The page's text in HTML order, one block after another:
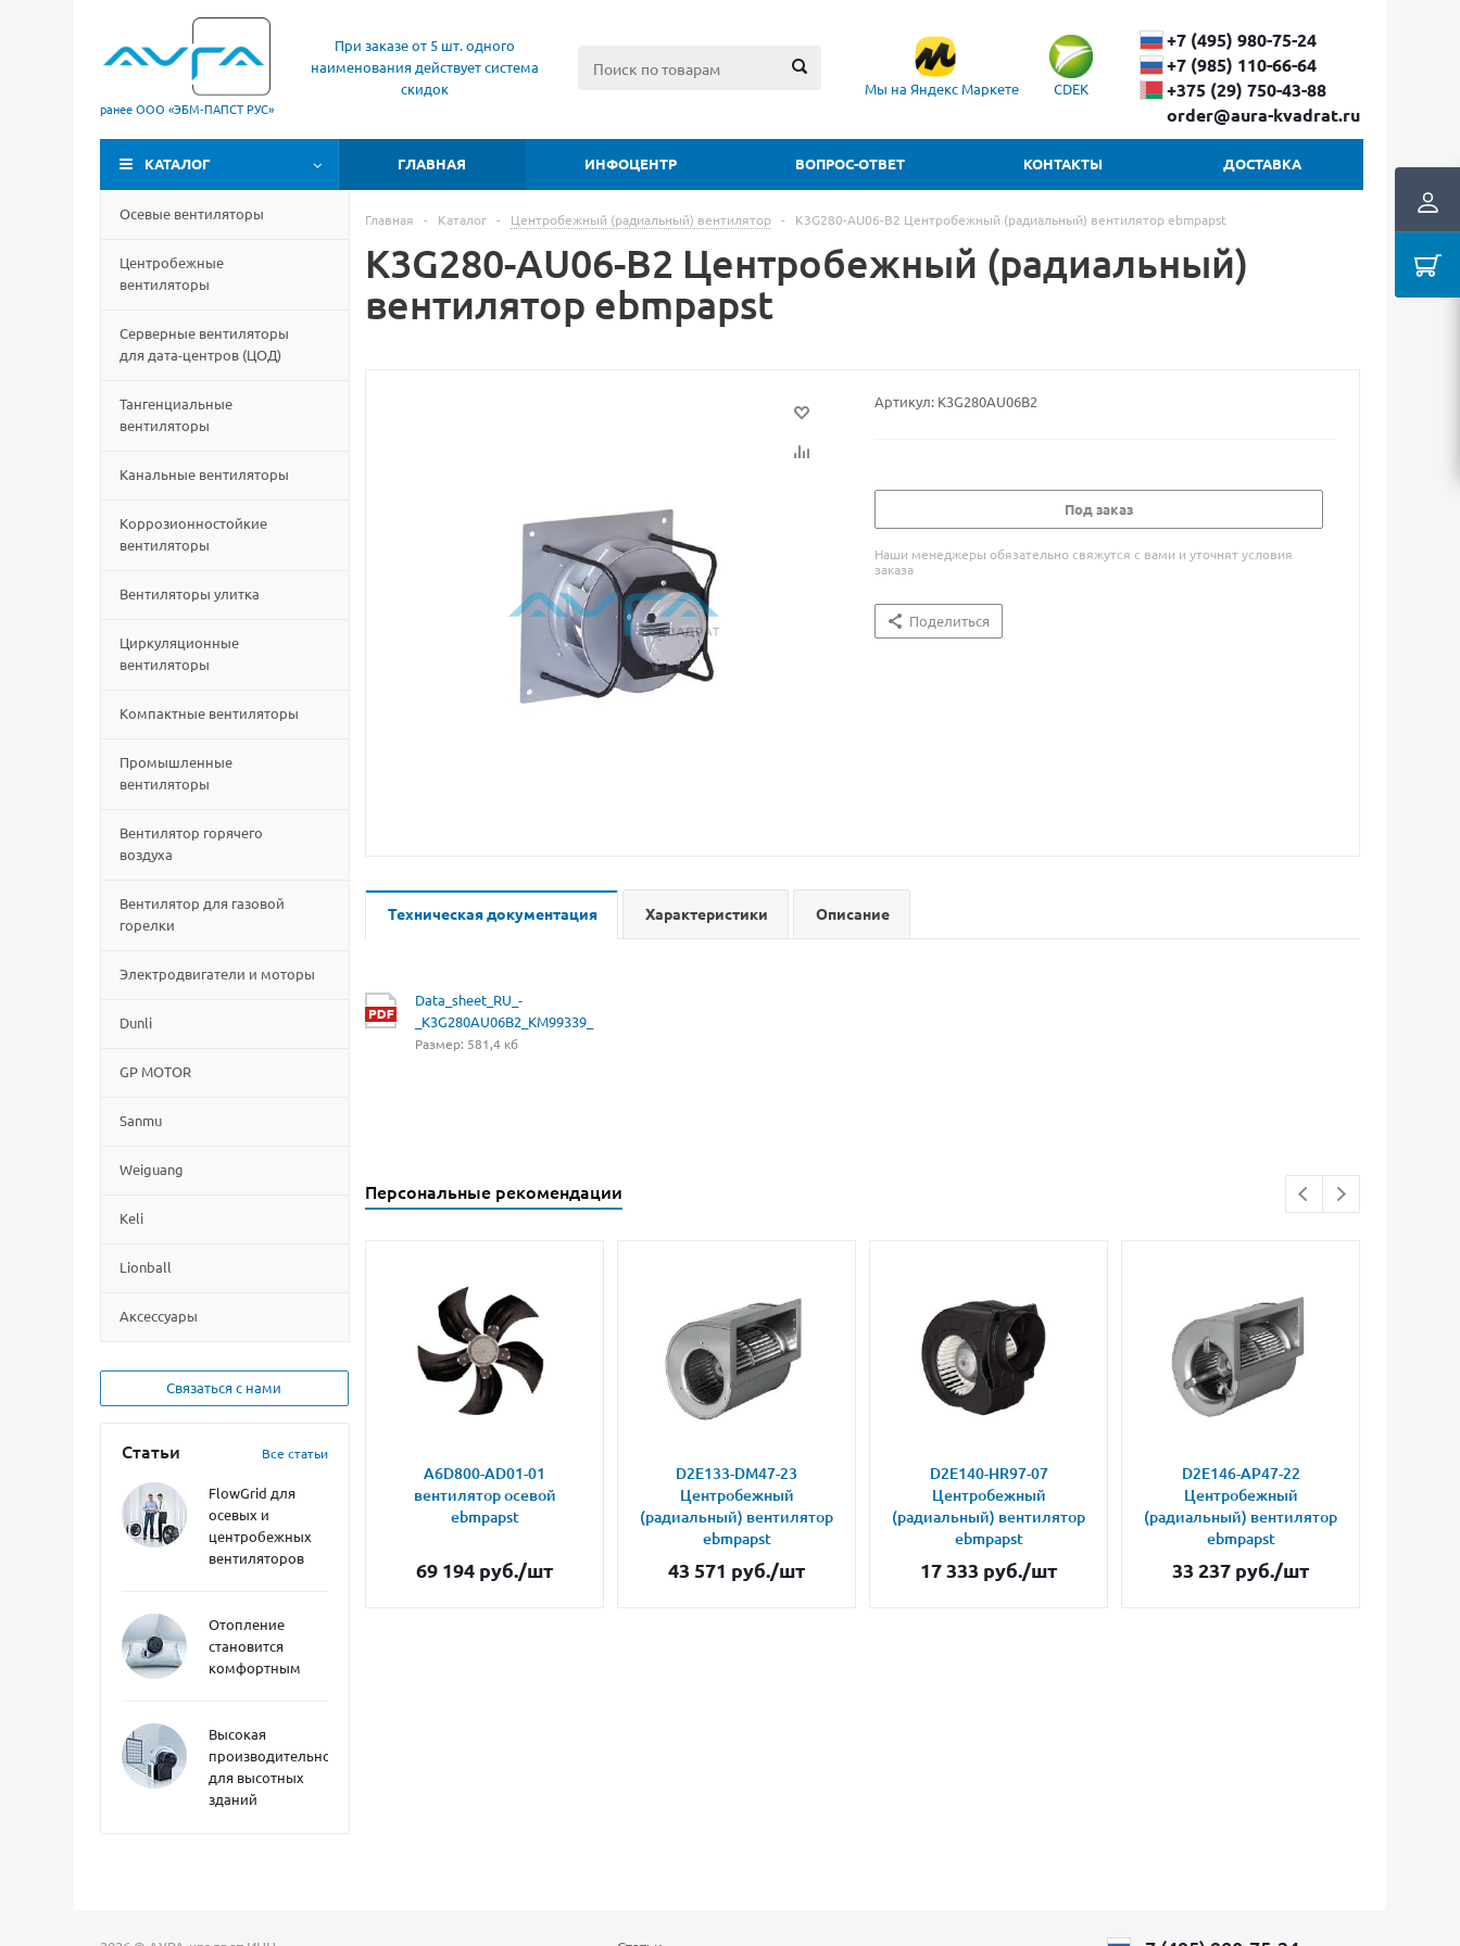
ранее ООО «ЭБМ‑ПАПСТ РУС»
При заказе от 5 шт. одного
наименования действует система
скидок
Мы на Яндекс Маркете CDEK
+7 (495) 980-75-24
+7 (985) 110-66-64
+375 (29) ​750-43-88
order@aura-kvadrat.ru
КАТАЛОГ ГЛАВНАЯ ИНФОЦЕНТР ВОПРОС-ОТВЕТ КОНТАКТЫ ДОСТАВКА
Осевые вентиляторы
Центробежные
вентиляторы
Серверные вентиляторы
для дата-центров (ЦОД)
Тангенциальные
вентиляторы
Канальные вентиляторы
Коррозионностойкие
вентиляторы
Вентиляторы улитка
Циркуляционные
вентиляторы
Компактные вентиляторы
Промышленные
вентиляторы
Вентилятор горячего
воздуха
Вентилятор для газовой
горелки
Электродвигатели и моторы
Dunli
GP MOTOR
Sanmu
Weiguang
Keli
Lionball
Aксессуары
Связаться с нами
Статьи Все статьи
FlowGrid для
осевых и
центробежных
вентиляторов
Отопление
становится
комфортным
Высокая
производительность
для высотных
зданий
Главная - Каталог - Центробежный (радиальный) вентилятор - K3G280-AU06-B2 Центробежный (радиальный) вентилятор ebmpapst
K3G280-AU06-B2 Центробежный (радиальный)
вентилятор ebmpapst
Артикул: K3G280AU06B2
Под заказ
Наши менеджеры обязательно свяжутся с вами и уточнят условия
заказа
Поделиться
Техническая документация Характеристики Описание
Data_sheet_RU_-
_K3G280AU06B2_KM99339_
Размер: 581,4 кб
Персональные рекомендации
A6D800-AD01-01
вентилятор осевой
ebmpapst
69 194 руб./шт
D2E133-DM47-23
Центробежный
(радиальный) вентилятор
ebmpapst
43 571 руб./шт
D2E140-HR97-07
Центробежный
(радиальный) вентилятор
ebmpapst
17 333 руб./шт
D2E146-AP47-22
Центробежный
(радиальный) вентилятор
ebmpapst
33 237 руб./шт